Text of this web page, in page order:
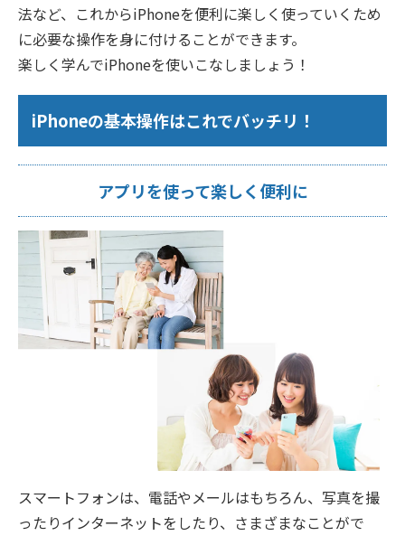
法など、これからiPhoneを便利に楽しく使っていくため
に必要な操作を身に付けることができます。
楽しく学んでiPhoneを使いこなしましょう！
iPhoneの基本操作はこれでバッチリ！
アプリを使って楽しく便利に
スマートフォンは、電話やメールはもちろん、写真を撮
ったりインターネットをしたり、さまざまなことがで